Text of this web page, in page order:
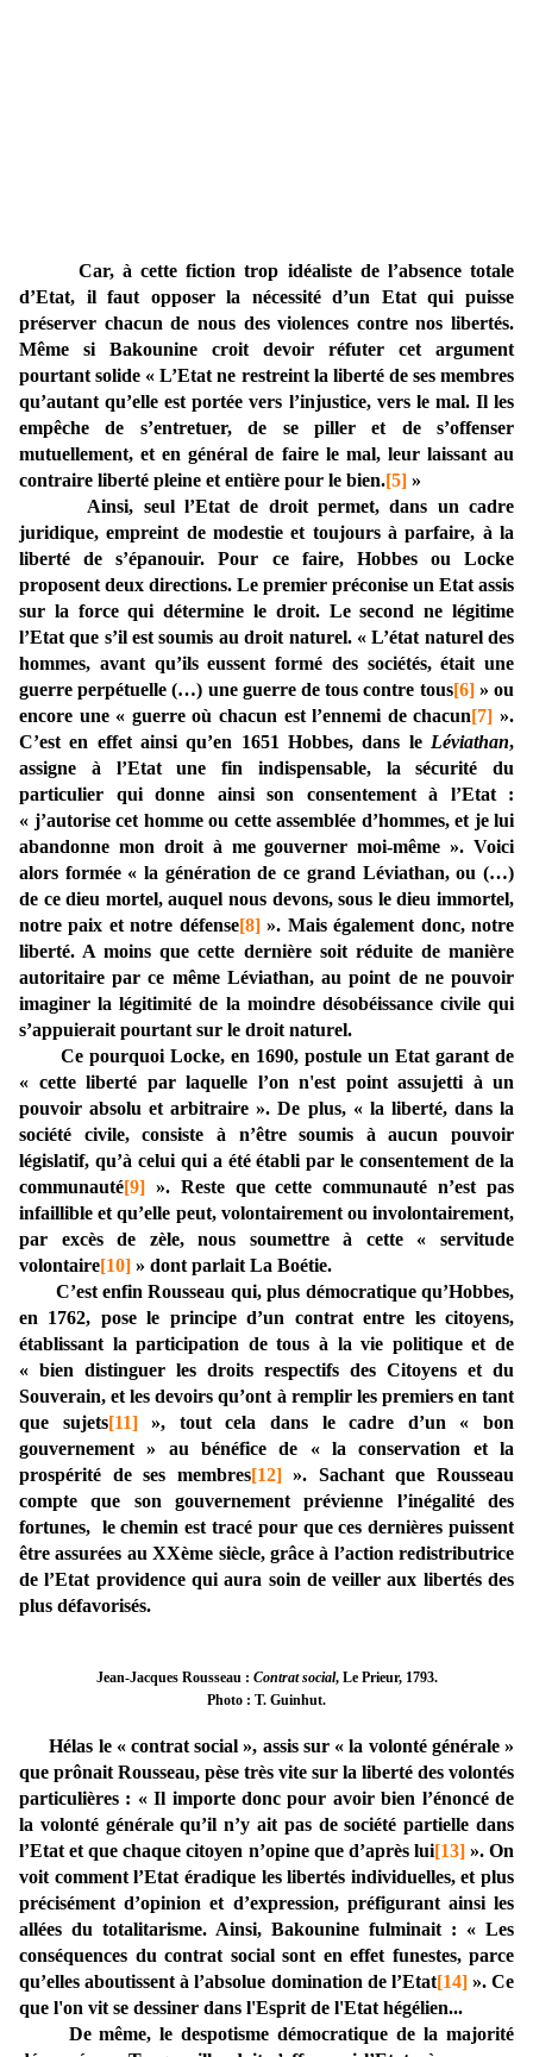
Car, à cette fiction trop idéaliste de l’absence totale
d’Etat, il faut opposer la nécessité d’un Etat qui puisse
préserver chacun de nous des violences contre nos libertés.
Même si Bakounine croit devoir réfuter cet argument
pourtant solide « L’Etat ne restreint la liberté de ses membres
qu’autant qu’elle est portée vers l’injustice, vers le mal. Il les
empêche de s’entretuer, de se piller et de s’offenser
mutuellement, et en général de faire le mal, leur laissant au
contraire liberté pleine et entière pour le bien.[5] »
Ainsi, seul l’Etat de droit permet, dans un cadre
juridique, empreint de modestie et toujours à parfaire, à la
liberté de s’épanouir. Pour ce faire, Hobbes ou Locke
proposent deux directions. Le premier préconise un Etat assis
sur la force qui détermine le droit. Le second ne légitime
l’Etat que s’il est soumis au droit naturel. « L’état naturel des
hommes, avant qu’ils eussent formé des sociétés, était une
guerre perpétuelle (…) une guerre de tous contre tous[6]» ou
encore une « guerre où chacun est l’ennemi de chacun[7] ».
C’est en effet ainsi qu’en 1651 Hobbes, dans le Léviathan,
assigne à l’Etat une fin indispensable, la sécurité du
particulier qui donne ainsi son consentement à l’Etat :
« j’autorise cet homme ou cette assemblée d’hommes, et je lui
abandonne mon droit à me gouverner moi-même ». Voici
alors formée « la génération de ce grand Léviathan, ou (…)
de ce dieu mortel, auquel nous devons, sous le dieu immortel,
notre paix et notre défense[8]». Mais également donc, notre
liberté. A moins que cette dernière soit réduite de manière
autoritaire par ce même Léviathan, au point de ne pouvoir
imaginer la légitimité de la moindre désobéissance civile qui
s’appuierait pourtant sur le droit naturel.
Ce pourquoi Locke, en 1690, postule un Etat garant de
« cette liberté par laquelle l’on n'est point assujetti à un
pouvoir absolu et arbitraire ». De plus, « la liberté, dans la
société civile, consiste à n’être soumis à aucun pouvoir
législatif, qu’à celui qui a été établi par le consentement de la
communauté[9] ». Reste que cette communauté n’est pas
infaillible et qu’elle peut, volontairement ou involontairement,
par excès de zèle, nous soumettre à cette « servitude
volontaire[10] » dont parlait La Boétie.
C’est enfin Rousseau qui, plus démocratique qu’Hobbes,
en 1762, pose le principe d’un contrat entre les citoyens,
établissant la participation de tous à la vie politique et de
« bien distinguer les droits respectifs des Citoyens et du
Souverain, et les devoirs qu’ont à remplir les premiers en tant
que sujets[11]», tout cela dans le cadre d’un « bon
gouvernement » au bénéfice de « la conservation et la
prospérité de ses membres[12]». Sachant que Rousseau
compte que son gouvernement prévienne l’inégalité des
fortunes, le chemin est tracé pour que ces dernières puissent
être assurées au XXème siècle, grâce à l’action redistributrice
de l’Etat providence qui aura soin de veiller aux libertés des
plus défavorisés.
Jean-Jacques Rousseau : Contrat social, Le Prieur, 1793.
Photo : T. Guinhut.
Hélas le « contrat social », assis sur « la volonté générale »
que prônait Rousseau, pèse très vite sur la liberté des volontés
particulières : « Il importe donc pour avoir bien l’énoncé de
la volonté générale qu’il n’y ait pas de société partielle dans
l’Etat et que chaque citoyen n’opine que d’après lui[13]». On
voit comment l’Etat éradique les libertés individuelles, et plus
précisément d’opinion et d’expression, préfigurant ainsi les
allées du totalitarisme. Ainsi, Bakounine fulminait : « Les
conséquences du contrat social sont en effet funestes, parce
qu’elles aboutissent à l’absolue domination de l’Etat[14]». Ce
que l'on vit se dessiner dans l'Esprit de l'Etat hégélien...
De même, le despotisme démocratique de la majorité